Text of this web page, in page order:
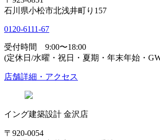
石川県小松市北浅井町り157
0120-6111-67
受付時間 9:00〜18:00
(定休日/水曜・祝日・夏期・年末年始・
店舗詳細・アクセス
イング建築設計 金沢店
〒920-0054